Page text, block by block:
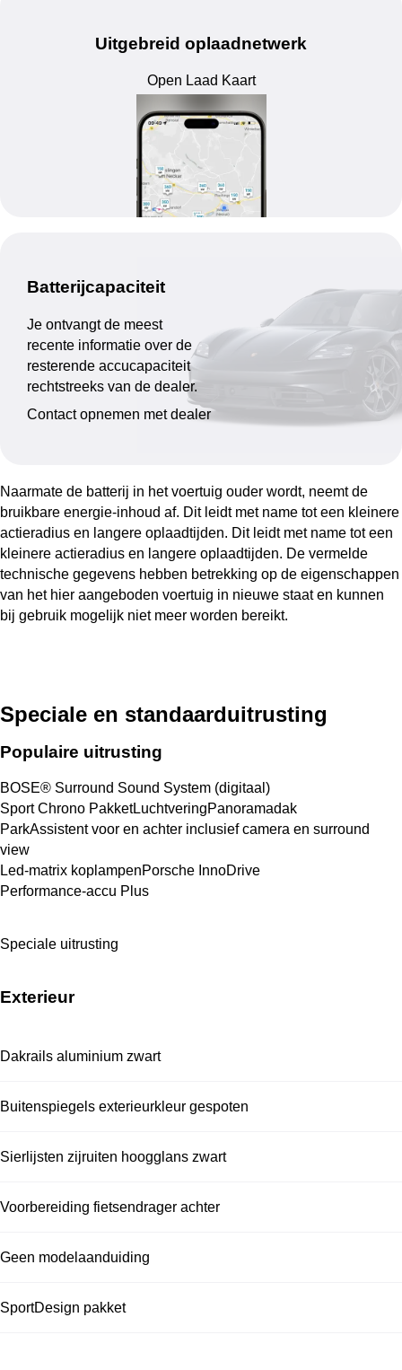
Uitgebreid oplaadnetwerk
Open Laad Kaart
Batterijcapaciteit
Je ontvangt de meest
recente informatie over de
resterende accucapaciteit
rechtstreeks van de dealer.
Contact opnemen met dealer
Naarmate de batterij in het voertuig ouder wordt, neemt de
bruikbare energie-inhoud af. Dit leidt met name tot een kleinere
actieradius en langere oplaadtijden. Dit leidt met name tot een
kleinere actieradius en langere oplaadtijden. De vermelde
technische gegevens hebben betrekking op de eigenschappen
van het hier aangeboden voertuig in nieuwe staat en kunnen
bij gebruik mogelijk niet meer worden bereikt.
Speciale en standaarduitrusting
Populaire uitrusting
BOSE® Surround Sound System (digitaal)
Sport Chrono PakketLuchtveringPanoramadak
ParkAssistent voor en achter inclusief camera en surround
view
Led-matrix koplampenPorsche InnoDrive
Performance-accu Plus
Speciale uitrusting
Exterieur
Dakrails aluminium zwart
Buitenspiegels exterieurkleur gespoten
Sierlijsten zijruiten hoogglans zwart
Voorbereiding fietsendrager achter
Geen modelaanduiding
SportDesign pakket